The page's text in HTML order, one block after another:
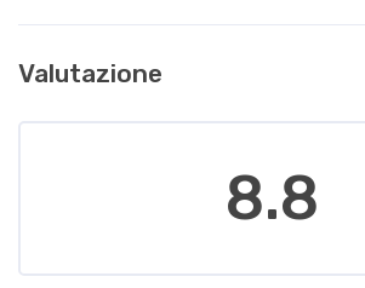
Valutazione
8.8